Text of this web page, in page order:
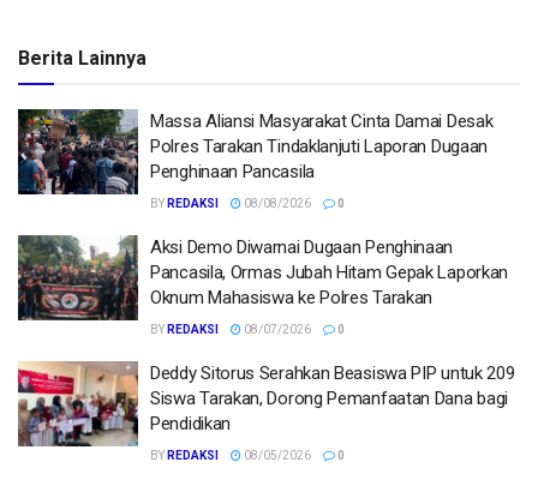
Berita Lainnya
Massa Aliansi Masyarakat Cinta Damai Desak
Polres Tarakan Tindaklanjuti Laporan Dugaan
Penghinaan Pancasila
BY REDAKSI 08/08/2026 0
Aksi Demo Diwarnai Dugaan Penghinaan
Pancasila, Ormas Jubah Hitam Gepak Laporkan
Oknum Mahasiswa ke Polres Tarakan
BY REDAKSI 08/07/2026 0
Deddy Sitorus Serahkan Beasiswa PIP untuk 209
Siswa Tarakan, Dorong Pemanfaatan Dana bagi
Pendidikan
BY REDAKSI 08/05/2026 0